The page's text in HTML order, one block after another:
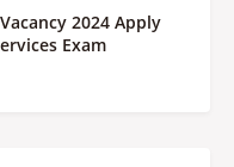
2024 Apply
Exam